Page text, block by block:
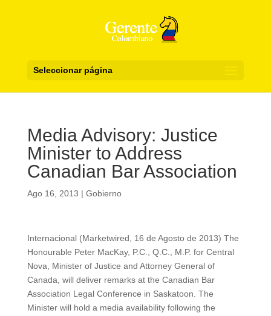
Seleccionar página
Media Advisory: Justice
Minister to Address
Canadian Bar Association
Ago 16, 2013 | Gobierno
Internacional (Marketwired, 16 de Agosto de 2013) The
Honourable Peter MacKay, P.C., Q.C., M.P. for Central
Nova, Minister of Justice and Attorney General of
Canada, will deliver remarks at the Canadian Bar
Association Legal Conference in Saskatoon. The
Minister will hold a media availability following the